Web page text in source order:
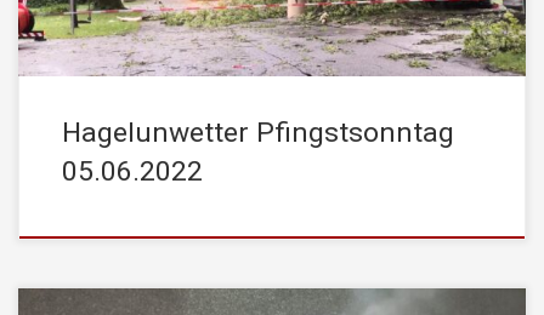
Hagelunwetter Pfingstsonntag
05.06.2022